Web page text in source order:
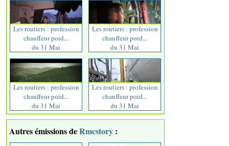
Les routiers : profession
chauffeur poid...
du 31 Mai
Les routiers : profession
chauffeur poid...
du 31 Mai
Les routiers : profession
chauffeur poid...
du 31 Mai
Les routiers : profession
chauffeur poid...
du 31 Mai
Autres émissions deRmcstory :